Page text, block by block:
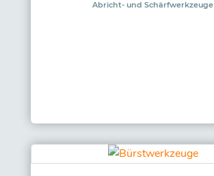
Abricht- und Schärfwerkzeuge